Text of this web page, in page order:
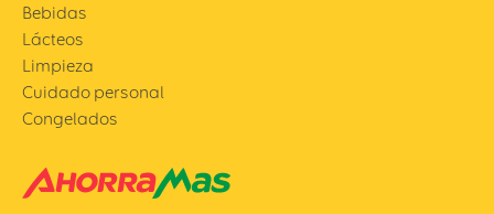
Bebidas
Lácteos
Limpieza
Cuidado personal
Congelados